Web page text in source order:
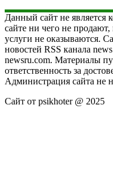
Данный сайт не является
сайте ни чего не
услуги не оказываются.
новостей RSS канала
newsru.com. Материалы
ответственность за
Администрация сайта не
Сайт от psikhoter @ 2025